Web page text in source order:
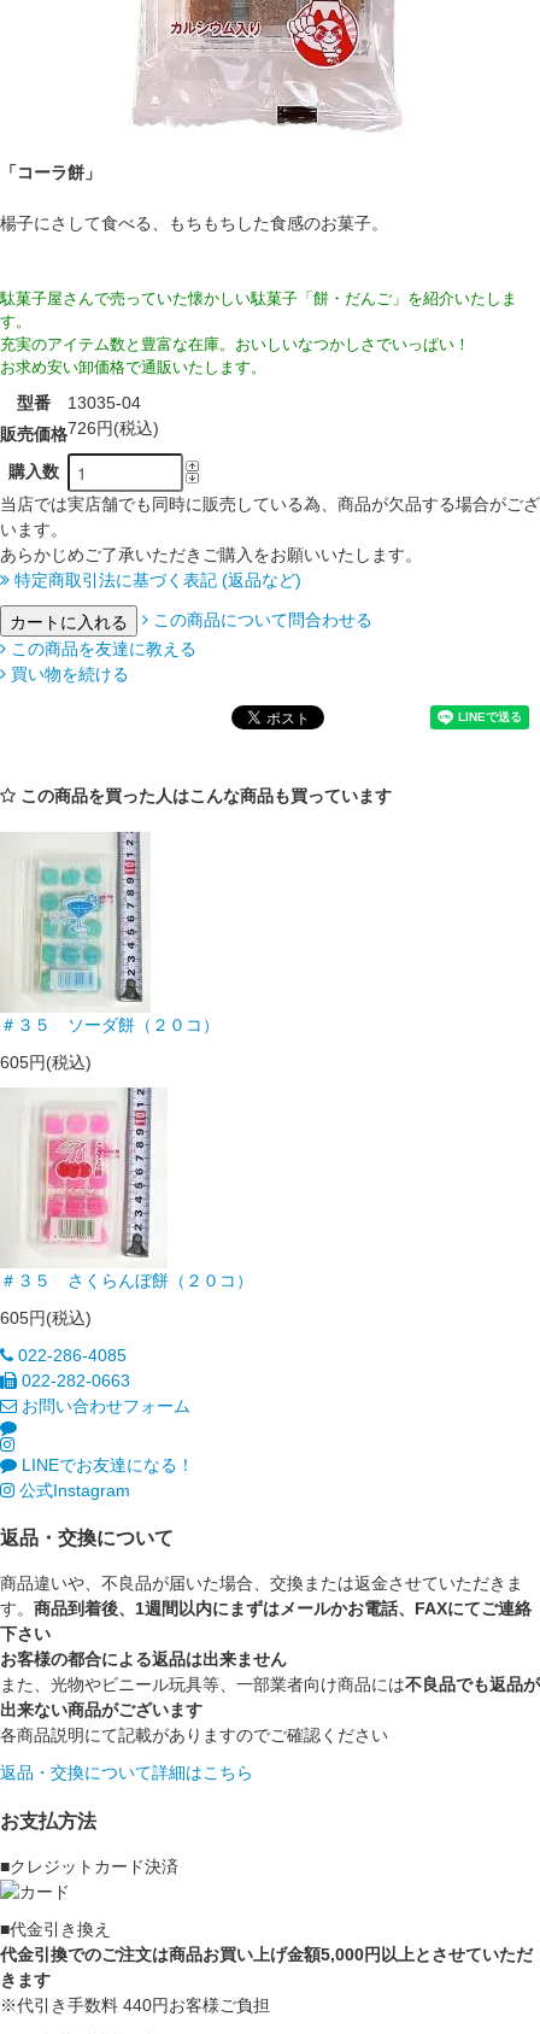
「コーラ餅」
楊子にさして食べる、もちもちした食感のお菓子。
駄菓子屋さんで売っていた懐かしい駄菓子「餅・だんご」を紹介いたしま
す。
充実のアイテム数と豊富な在庫。おいしいなつかしさでいっぱい！
お求め安い卸価格で通販いたします。
型番
13035-04
販売価格726円(税込)
購入数
当店では実店舗でも同時に販売している為、商品が欠品する場合がござ
います。
あらかじめご了承いただきご購入をお願いいたします。
特定商取引法に基づく表記 (返品など)
この商品について問合わせる
この商品を友達に教える
買い物を続ける
この商品を買った人はこんな商品も買っています
＃３５ ソーダ餅（２０コ）
605円(税込)
＃３５ さくらんぼ餅（２０コ）
605円(税込)
022-286-4085
022-282-0663
お問い合わせフォーム
LINEでお友達になる！
公式Instagram
返品・交換について
商品違いや、不良品が届いた場合、交換または返金させていただきま
す。 商品到着後、1週間以内にまずはメールかお電話、FAXにてご連絡
下さい
お客様の都合による返品は出来ません
また、光物やビニール玩具等、一部業者向け商品には不良品でも返品が
出来ない商品がございます
各商品説明にて記載がありますのでご確認ください
返品・交換について詳細はこちら
お支払方法
■クレジットカード決済
■代金引き換え
代金引換でのご注文は商品お買い上げ金額5,000円以上とさせていただ
きます
※代引き手数料 440円お客様ご負担